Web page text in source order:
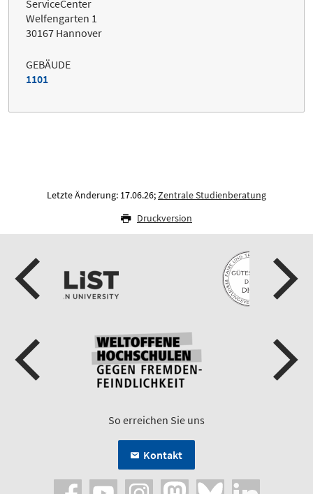
ServiceCenter
Welfengarten 1
30167 Hannover
GEBÄUDE
1101
Letzte Änderung: 17.06.26;Zentrale Studienberatung
Druckversion
So erreichen Sie uns
Kontakt